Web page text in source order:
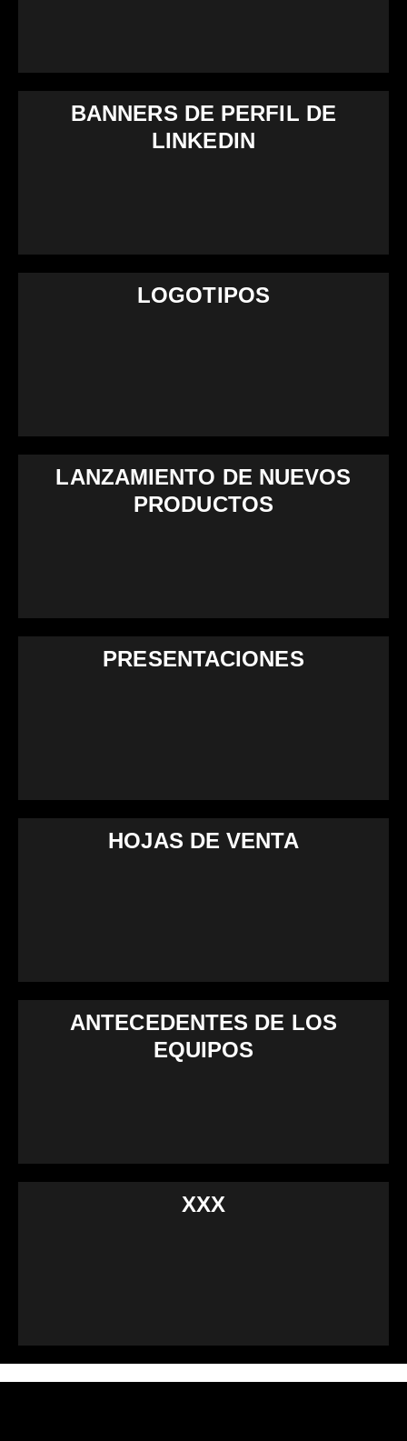
BANNERS DE PERFIL DE
LINKEDIN
LOGOTIPOS
LANZAMIENTO DE NUEVOS
PRODUCTOS
PRESENTACIONES
HOJAS DE VENTA
ANTECEDENTES DE LOS
EQUIPOS
XXX